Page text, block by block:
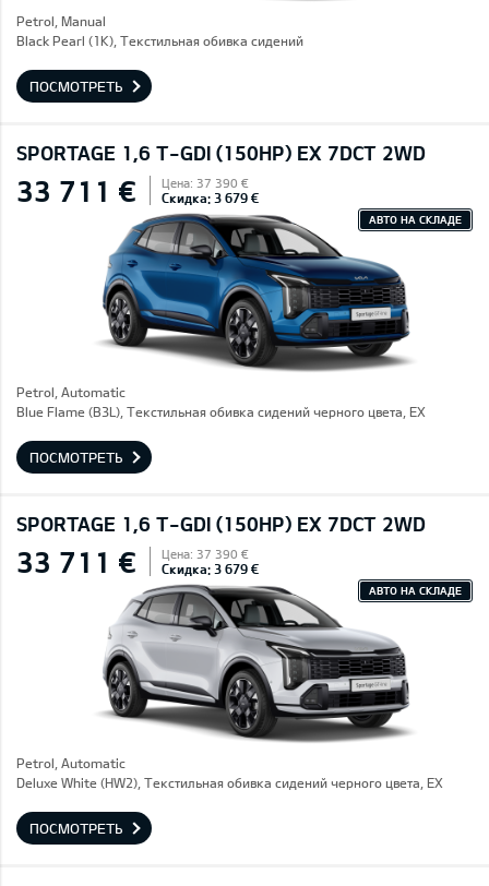
Petrol, Manual
Black Pearl (1K), Текстильная обивка сидений
ПОСМОТРЕТЬ
SPORTAGE 1,6 T-GDI (150HP) EX 7DCT 2WD
33 711 € Цена: 37 390 €
Скидка: 3 679 €
АВТО НА СКЛАДЕ
Petrol, Automatic
Blue Flame (B3L), Текстильная обивка сидений черного цвета, EX
ПОСМОТРЕТЬ
SPORTAGE 1,6 T-GDI (150HP) EX 7DCT 2WD
33 711 € Цена: 37 390 €
Скидка: 3 679 €
АВТО НА СКЛАДЕ
Petrol, Automatic
Deluxe White (HW2), Текстильная обивка сидений черного цвета, EX
ПОСМОТРЕТЬ